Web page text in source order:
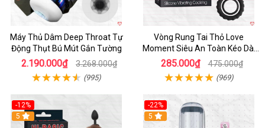
Máy Thủ Dâm Deep Throat Tự
Động Thụt Bú Mút Gắn Tường
2.190.000₫ 3.268.000₫
(995)
Vòng Rung Tai Thỏ Love
Moment Siêu An Toàn Kéo Dài
Thời Gian
285.000₫ 475.000₫
(969)
-12%
Hot
5
-22%
5